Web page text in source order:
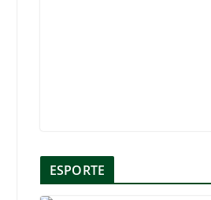
ESPORTE